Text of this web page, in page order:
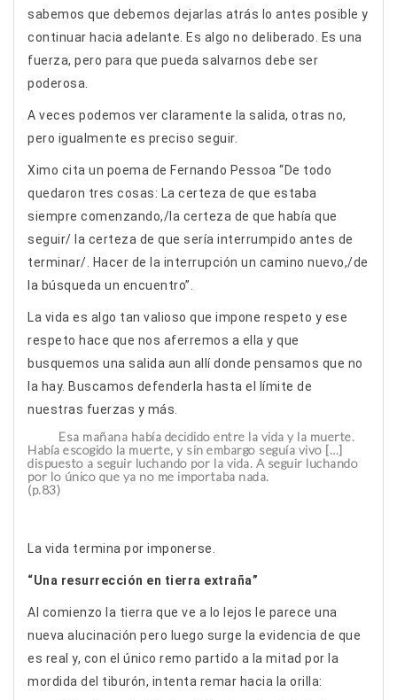
sabemos que debemos dejarlas atrás lo antes posible y
continuar hacia adelante. Es algo no deliberado. Es una
fuerza, pero para que pueda salvarnos debe ser
poderosa.
A veces podemos ver claramente la salida, otras no,
pero igualmente es preciso seguir.
Ximo cita un poema de Fernando Pessoa “De todo
quedaron tres cosas: La certeza de que estaba
siempre comenzando,/la certeza de que había que
seguir/ la certeza de que sería interrumpido antes de
terminar/. Hacer de la interrupción un camino nuevo,/de
la búsqueda un encuentro”.
La vida es algo tan valioso que impone respeto y ese
respeto hace que nos aferremos a ella y que
busquemos una salida aun allí donde pensamos que no
la hay. Buscamos defenderla hasta el límite de
nuestras fuerzas y más.
Esa mañana había decidido entre la vida y la muerte.
Había escogido la muerte, y sin embargo seguía vivo […]
dispuesto a seguir luchando por la vida. A seguir luchando
por lo único que ya no me importaba nada.
(p.83)
La vida termina por imponerse.
“Una resurrección en tierra extraña”
Al comienzo la tierra que ve a lo lejos le parece una
nueva alucinación pero luego surge la evidencia de que
es real y, con el único remo partido a la mitad por la
mordida del tiburón, intenta remar hacia la orilla: